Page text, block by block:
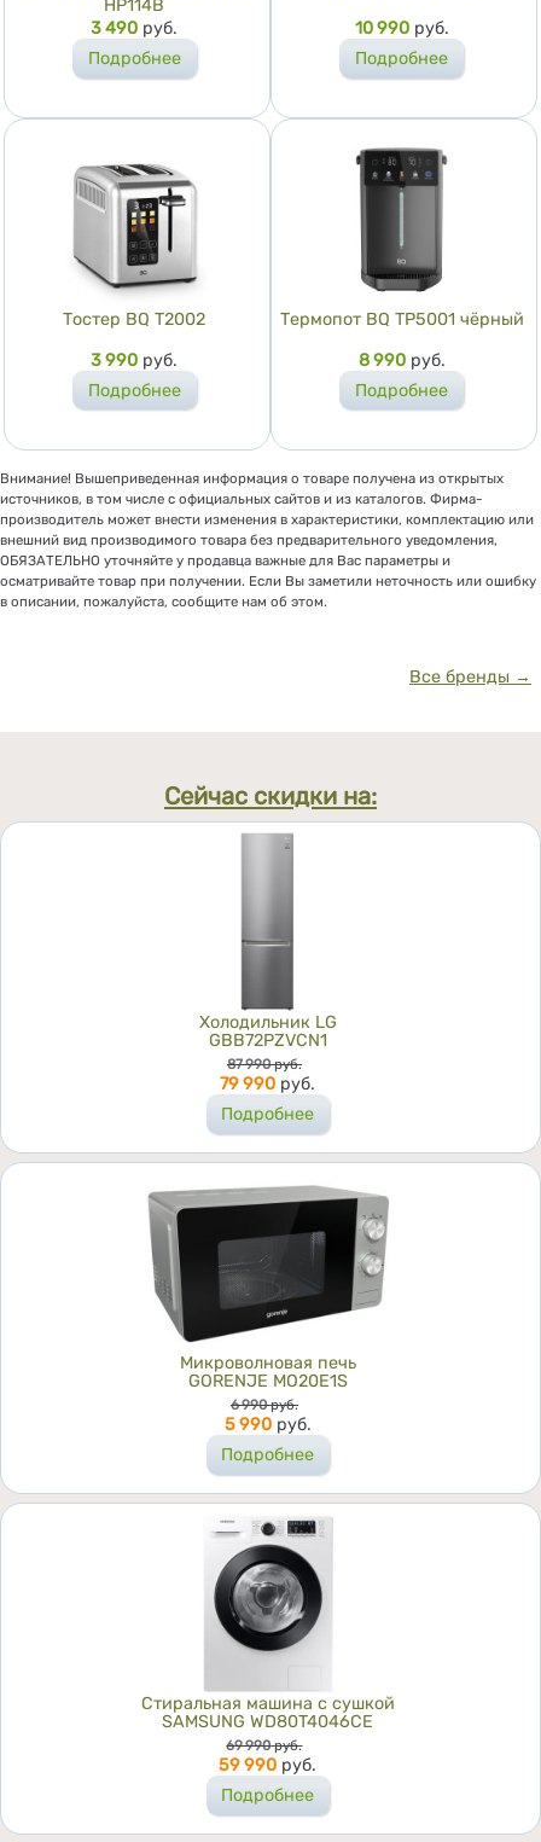
HP114B
Цена
3 490 руб.
Подробнее
Цена
10 990 руб.
Подробнее
Тостер BQ T2002
Цена
3 990 руб.
Подробнее
Термопот BQ TP5001 чёрный
Цена
8 990 руб.
Подробнее
Внимание! Вышеприведенная информация о товаре получена из открытых
источников, в том числе с официальных сайтов и из каталогов. Фирма-
производитель может внести изменения в характеристики, комплектацию или
внешний вид производимого товара без предварительного уведомления,
ОБЯЗАТЕЛЬНО уточняйте у продавца важные для Вас параметры и
осматривайте товар при получении. Если Вы заметили неточность или ошибку
в описании, пожалуйста, сообщите нам об этом.
Все бренды →
Сейчас скидки на:
Холодильник LG
GBB72PZVCN1
Цена
87 990 руб.
79 990 руб.
Подробнее
Микроволновая печь
GORENJE MO20E1S
Цена
6 990 руб.
5 990 руб.
Подробнее
Стиральная машина с сушкой
SAMSUNG WD80T4046CE
Цена
69 990 руб.
59 990 руб.
Подробнее